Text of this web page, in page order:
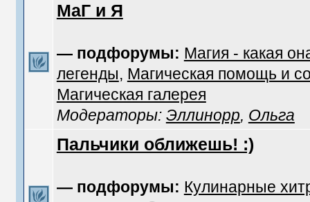
МаГ и Я
— подфорумы: Магия - какая
легенды, Магическая помощь и
Магическая галерея
Модераторы: Эллинорр, Ольга
Пальчики оближешь! :)
— подфорумы: Кулинарные